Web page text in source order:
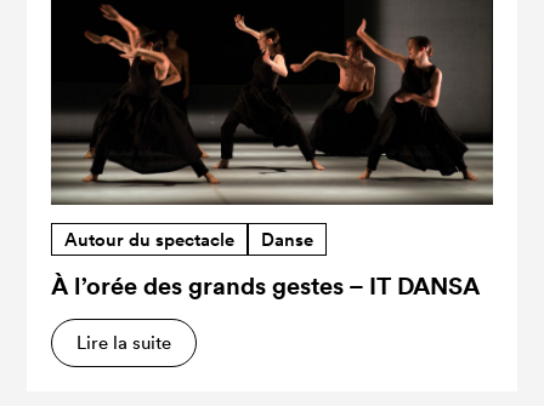
Autour du spectacle Danse
À l’orée des grands gestes – IT DANSA
Lire la suite